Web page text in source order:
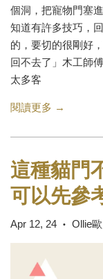
個洞，把寵物門塞
知道有許多技巧，
的，要切的很剛好
回不去了」木工師
太多客
閱讀更多 →
這種貓門
可以先參
Apr 12, 24 • Ollie